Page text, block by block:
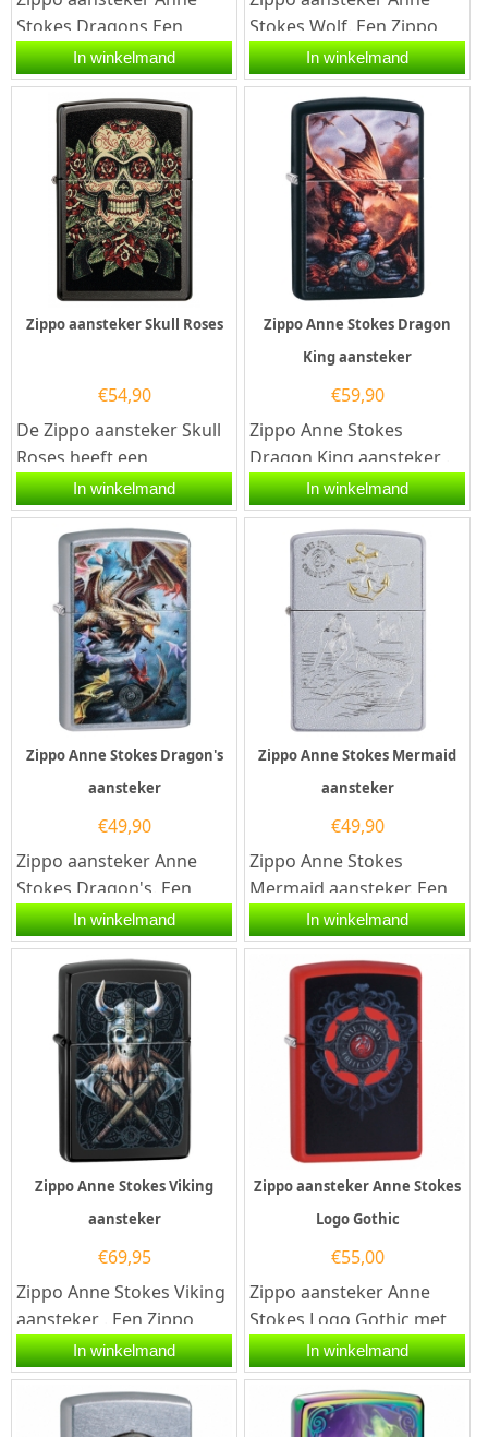
Stokes Dragons Een
Zippo aansteker is een
kwalitatief...
In winkelmand
Stokes Wolf. Een Zippo
aansteker is een
kwalitatief...
In winkelmand
Zippo aansteker Skull Roses
€54,90
De Zippo aansteker Skull
Roses heeft een
gekleurde print van een
schedel met rode rozen
en geweren...
In winkelmand
Zippo Anne Stokes Dragon
King aansteker
€59,90
Zippo Anne Stokes
Dragon King aansteker .
Een Zippo aansteker is
een kwalitatief...
In winkelmand
Zippo Anne Stokes Dragon's
aansteker
€49,90
Zippo aansteker Anne
Stokes Dragon's. Een
Zippo aansteker is een
kwalitatief...
In winkelmand
Zippo Anne Stokes Mermaid
aansteker
€49,90
Zippo Anne Stokes
Mermaid aansteker. Een
Zippo aansteker is een
kwalitatief...
In winkelmand
Zippo Anne Stokes Viking
aansteker
€69,95
Zippo Anne Stokes Viking
aansteker . Een Zippo
aansteker is een
kwalitatief...
In winkelmand
Zippo aansteker Anne Stokes
Logo Gothic
€55,00
Zippo aansteker Anne
Stokes Logo Gothic met
Zippo code
60.003.581.Een Zippo
aansteker is een...
In winkelmand